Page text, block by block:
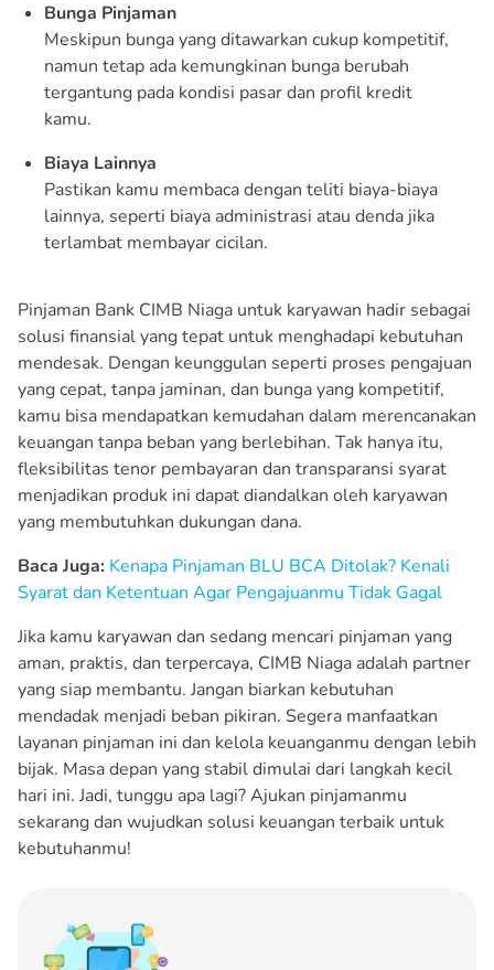
Bunga Pinjaman
Meskipun bunga yang ditawarkan cukup kompetitif,
namun tetap ada kemungkinan bunga berubah
tergantung pada kondisi pasar dan profil kredit
kamu.
Biaya Lainnya
Pastikan kamu membaca dengan teliti biaya-biaya
lainnya, seperti biaya administrasi atau denda jika
terlambat membayar cicilan.
Pinjaman Bank CIMB Niaga untuk karyawan hadir sebagai
solusi finansial yang tepat untuk menghadapi kebutuhan
mendesak. Dengan keunggulan seperti proses pengajuan
yang cepat, tanpa jaminan, dan bunga yang kompetitif,
kamu bisa mendapatkan kemudahan dalam merencanakan
keuangan tanpa beban yang berlebihan. Tak hanya itu,
fleksibilitas tenor pembayaran dan transparansi syarat
menjadikan produk ini dapat diandalkan oleh karyawan
yang membutuhkan dukungan dana.
Baca Juga: Kenapa Pinjaman BLU BCA Ditolak? Kenali
Syarat dan Ketentuan Agar Pengajuanmu Tidak Gagal
Jika kamu karyawan dan sedang mencari pinjaman yang
aman, praktis, dan terpercaya, CIMB Niaga adalah partner
yang siap membantu. Jangan biarkan kebutuhan
mendadak menjadi beban pikiran. Segera manfaatkan
layanan pinjaman ini dan kelola keuanganmu dengan lebih
bijak. Masa depan yang stabil dimulai dari langkah kecil
hari ini. Jadi, tunggu apa lagi? Ajukan pinjamanmu
sekarang dan wujudkan solusi keuangan terbaik untuk
kebutuhanmu!